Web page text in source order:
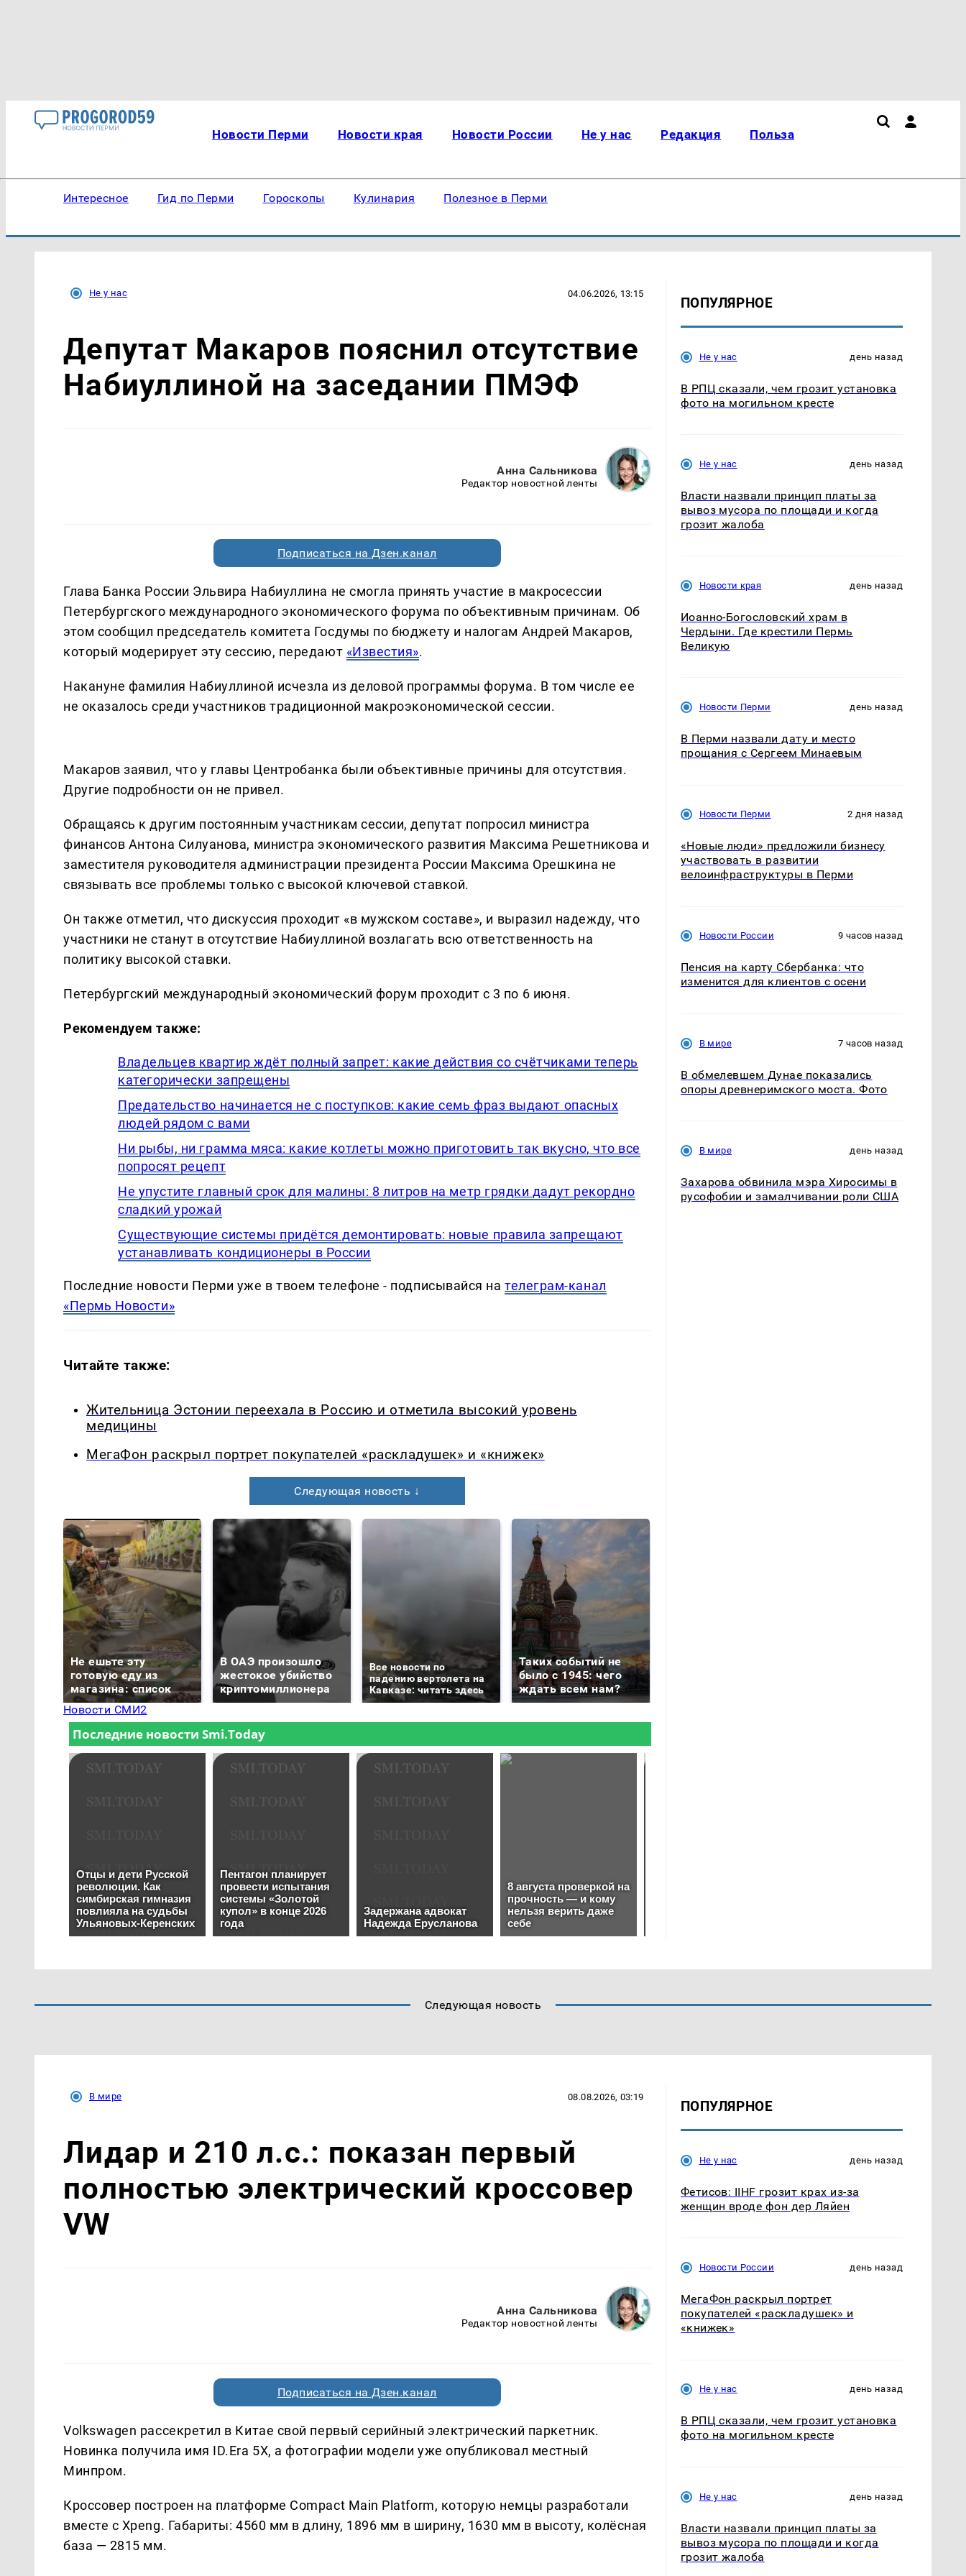
Новости Перми Новости края Новости России Не у нас Редакция Польза
Интересное Гид по Перми Гороскопы Кулинария Полезное в Перми
Не у нас 04.06.2026, 13:15
Депутат Макаров пояснил отсутствие
Набиуллиной на заседании ПМЭФ
Анна Сальникова
Редактор новостной ленты
Подписаться на Дзен.канал
Глава Банка России Эльвира Набиуллина не смогла принять участие в макросессии
Петербургского международного экономического форума по объективным причинам. Об
этом сообщил председатель комитета Госдумы по бюджету и налогам Андрей Макаров,
который модерирует эту сессию, передают «Известия».
Накануне фамилия Набиуллиной исчезла из деловой программы форума. В том числе ее
не оказалось среди участников традиционной макроэкономической сессии.
Макаров заявил, что у главы Центробанка были объективные причины для отсутствия.
Другие подробности он не привел.
Обращаясь к другим постоянным участникам сессии, депутат попросил министра
финансов Антона Силуанова, министра экономического развития Максима Решетникова и
заместителя руководителя администрации президента России Максима Орешкина не
связывать все проблемы только с высокой ключевой ставкой.
Он также отметил, что дискуссия проходит «в мужском составе», и выразил надежду, что
участники не станут в отсутствие Набиуллиной возлагать всю ответственность на
политику высокой ставки.
Петербургский международный экономический форум проходит с 3 по 6 июня.
Рекомендуем также:
Владельцев квартир ждёт полный запрет: какие действия со счётчиками теперь
категорически запрещены
Предательство начинается не с поступков: какие семь фраз выдают опасных
людей рядом с вами
Ни рыбы, ни грамма мяса: какие котлеты можно приготовить так вкусно, что все
попросят рецепт
Не упустите главный срок для малины: 8 литров на метр грядки дадут рекордно
сладкий урожай
Существующие системы придётся демонтировать: новые правила запрещают
устанавливать кондиционеры в России
Последние новости Перми уже в твоем телефоне - подписывайся нателеграм-канал
«Пермь Новости»
Читайте также:
Жительница Эстонии переехала в Россию и отметила высокий уровень
медицины
МегаФон раскрыл портрет покупателей «раскладушек» и «книжек»
Следующая новость ↓
Не ешьте эту
готовую еду из
магазина: список
В ОАЭ произошло
жестокое убийство
криптомиллионера
Все новости по
падению вертолета на
Кавказе: читать здесь
Таких событий не
было с 1945: чего
ждать всем нам?
Новости СМИ2
ПОПУЛЯРНОЕ
Не у нас день назад
В РПЦ сказали, чем грозит установка
фото на могильном кресте
Не у нас день назад
Власти назвали принцип платы за
вывоз мусора по площади и когда
грозит жалоба
Новости края день назад
Иоанно-Богословский храм в
Чердыни. Где крестили Пермь
Великую
Новости Перми день назад
В Перми назвали дату и место
прощания с Сергеем Минаевым
Новости Перми 2 дня назад
«Новые люди» предложили бизнесу
участвовать в развитии
велоинфраструктуры в Перми
Новости России 9 часов назад
Пенсия на карту Сбербанка: что
изменится для клиентов с осени
В мире 7 часов назад
В обмелевшем Дунае показались
опоры древнеримского моста. Фото
В мире день назад
Захарова обвинила мэра Хиросимы в
русофобии и замалчивании роли США
Следующая новость
В мире 08.08.2026, 03:19
Лидар и 210 л.с.: показан первый
полностью электрический кроссовер
VW
Анна Сальникова
Редактор новостной ленты
Подписаться на Дзен.канал
Volkswagen рассекретил в Китае свой первый серийный электрический паркетник.
Новинка получила имя ID.Era 5X, а фотографии модели уже опубликовал местный
Минпром.
Кроссовер построен на платформе Compact Main Platform, которую немцы разработали
вместе с Xpeng. Габариты: 4560 мм в длину, 1896 мм в ширину, 1630 мм в высоту, колёсная
база — 2815 мм.
ПОПУЛЯРНОЕ
Не у нас день назад
Фетисов: IIHF грозит крах из-за
женщин вроде фон дер Ляйен
Новости России день назад
МегаФон раскрыл портрет
покупателей «раскладушек» и
«книжек»
Не у нас день назад
В РПЦ сказали, чем грозит установка
фото на могильном кресте
Не у нас день назад
Власти назвали принцип платы за
вывоз мусора по площади и когда
грозит жалоба